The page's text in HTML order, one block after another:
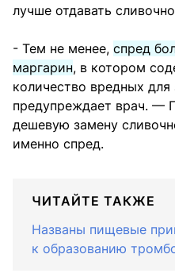
лучше отдавать
- Тем не менее, спред
маргарин, в котором
количество вредных
предупреждает врач. —
дешевую замену
именно спред.
ЧИТАЙТЕ ТАКЖЕ
Названы пищевые
к образованию